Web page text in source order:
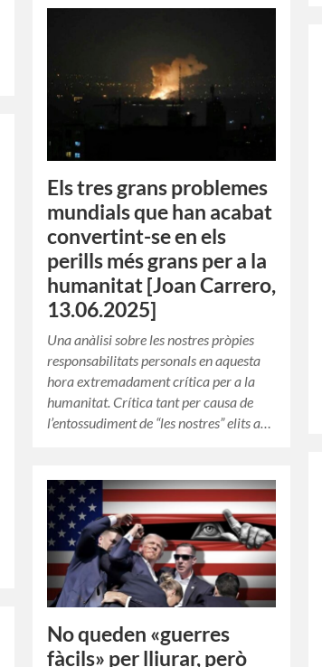
Els tres grans problemes
mundials que han acabat
convertint-se en els
perills més grans per a la
humanitat [Joan Carrero,
13.06.2025]
Una anàlisi sobre les nostres pròpies
responsabilitats personals en aquesta
hora extremadament crítica per a la
humanitat. Crítica tant per causa de
l’entossudiment de “les nostres” elits a…
No queden «guerres
fàcils» per lliurar, però